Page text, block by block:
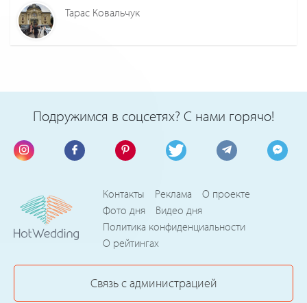
Тарас Ковальчук
Подружимся в соцсетях? С нами горячо!
Контакты Реклама
О проекте
Фото дня
Видео дня
Политика конфиденциальности
О рейтингах
Связь с администрацией